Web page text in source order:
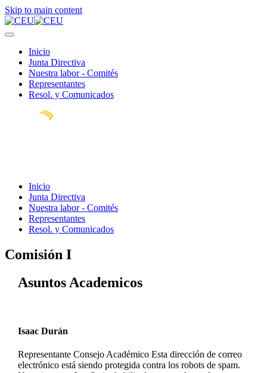
Skip to main content
Inicio
Junta Directiva
Nuestra labor - Comités
Representantes
Resol. y Comunicados
Inicio
Junta Directiva
Nuestra labor - Comités
Representantes
Resol. y Comunicados
Comisión I
Asuntos Academicos
Isaac Durán
Representante Consejo Académico Esta dirección de correo
electrónico está siendo protegida contra los robots de spam.